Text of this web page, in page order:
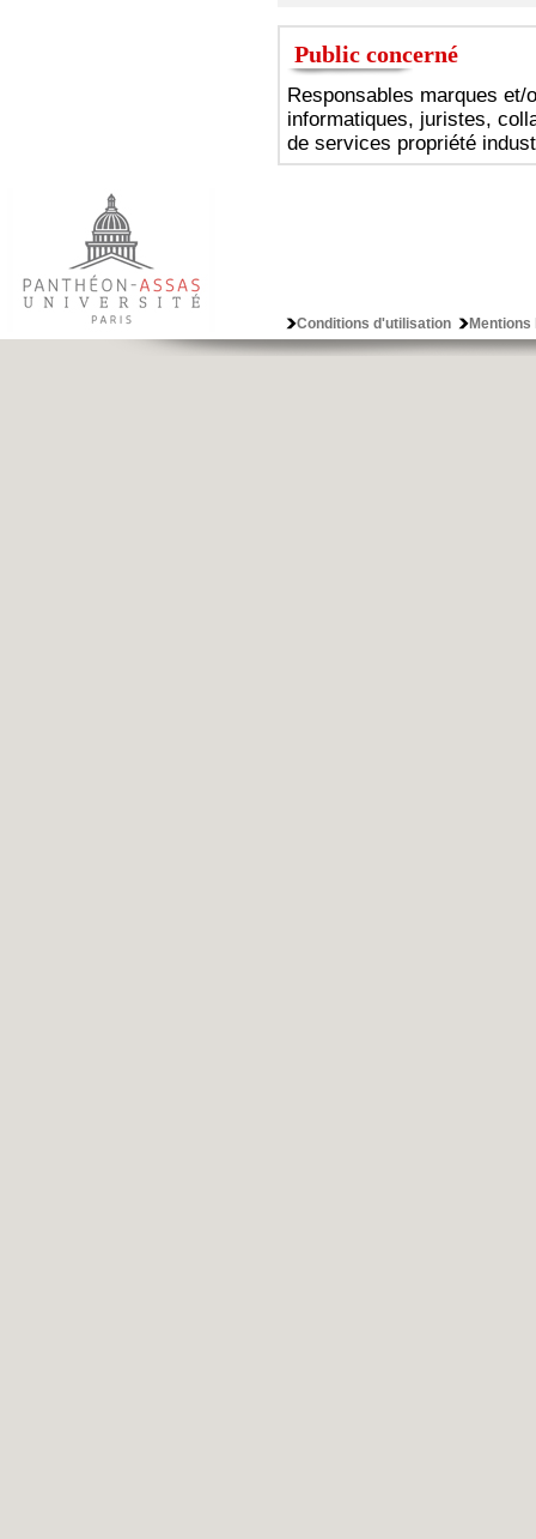
Public concerné
Responsables marques et/
informatiques, juristes,
de services propriété
Conditions d'utilisation Mentions